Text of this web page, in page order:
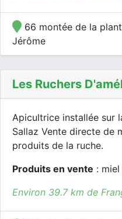
66 montée de la
Jérôme
Les Ruchers
Apicultrice installée sur
Sallaz Vente directe de
produits de la ruche.
Produits en vente :
Environ 39.7 km de